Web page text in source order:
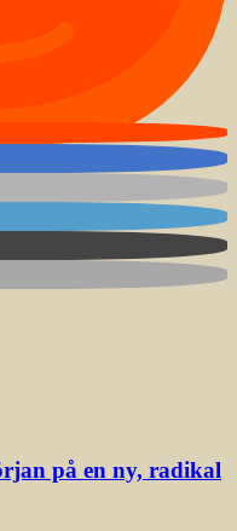
på en ny, radikal